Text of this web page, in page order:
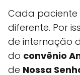
Cada paciente
diferente. Por
de internação
do convênio
de Nossa